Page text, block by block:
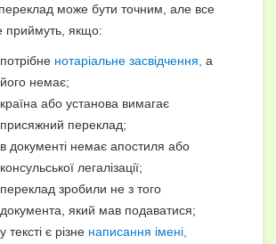
може бути точним, але все
приймуть, якщо:
потрібне нотаріальне засвідчення, а
його немає;
країна або установа вимагає
присяжний переклад;
в документі немає апостиля або
консульської легалізації;
переклад зробили не з того
документа, який мав подаватися;
у тексті є різне написання імені,